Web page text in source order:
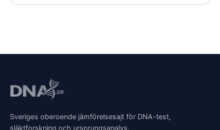
mot exakt rätt celler.
Sveriges oberoende jämförelsesajt för DNA-test,
släktforskning och ursprungsanalys.